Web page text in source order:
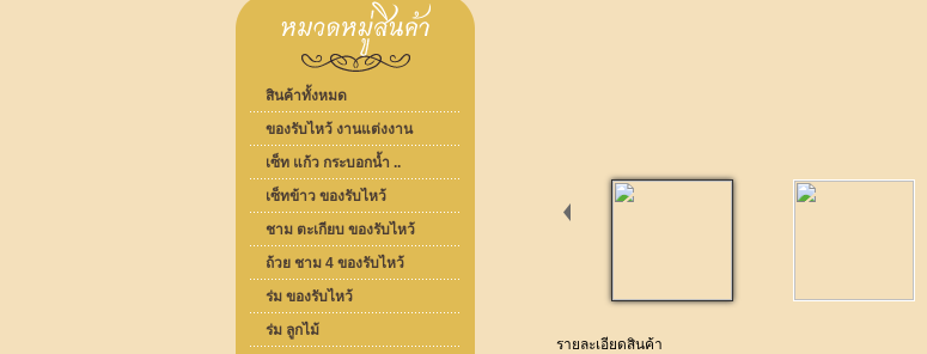
สินค้าทั้งหมด
ของรับไหว้ งานแต่งงาน
เซ็ท แก้ว กระบอกน้ำ ..
เซ็ทข้าว ของรับไหว้
ชาม ตะเกียบ ของรับไหว้
ถ้วย ชาม 4 ของรับไหว้
ร่ม ของรับไหว้
ร่ม ลูกไม้
รายละเอียดสินค้า